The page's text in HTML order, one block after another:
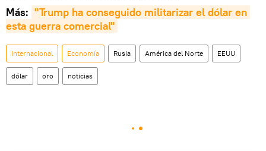
Más: "Trump ha conseguido militarizar el dólar en
esta guerra comercial"
Internacional Economía Rusia América del Norte EEUU
dólar oro noticias